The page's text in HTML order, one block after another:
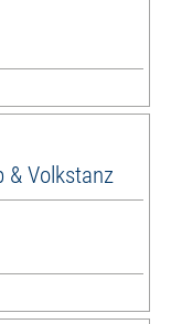
& Volkstanz